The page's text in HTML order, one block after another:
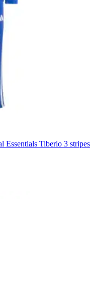
Essentials Tiberio 3 stripes